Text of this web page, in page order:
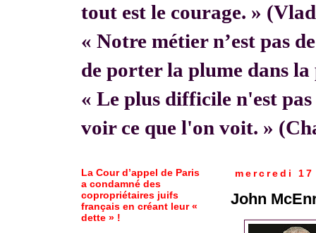
tout est le courage. »
« Notre métier n’est pas
de porter la plume dans
« Le plus difficile n'est
voir ce que l'on voit. »
mercredi
John
La Cour d’appel de Paris
a condamné des
copropriétaires juifs
français en créant leur «
dette » !